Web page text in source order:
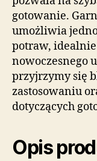
gotowanie.
umożliwia
potraw, idealnie
nowoczesnego
przyjrzymy się
zastosowaniu
dotyczących
Opis